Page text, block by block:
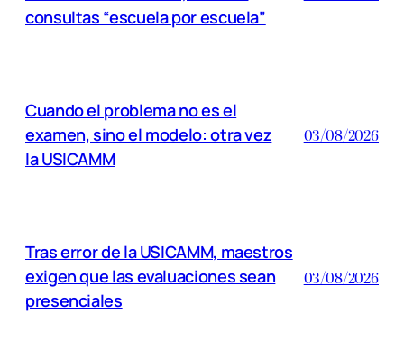
consultas “escuela por escuela”
Cuando el problema no es el
examen, sino el modelo: otra vez
la USICAMM
03/08/2026
Tras error de la USICAMM, maestros
exigen que las evaluaciones sean
presenciales
03/08/2026